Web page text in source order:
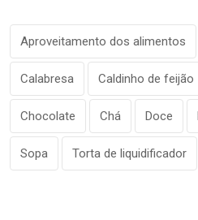
Aproveitamento dos alimentos
Calabresa Caldinho de feijão
Chocolate Chá Doce
Sopa Torta de liquidificador